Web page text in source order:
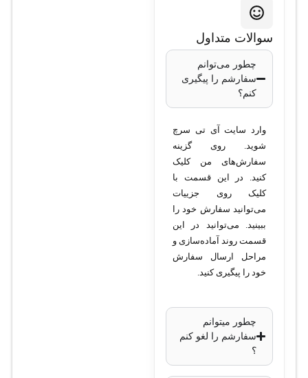
سوالات متداول
چطور می‌توانم
سفارشم را پیگیری
کنم؟
وارد سایت آی تی سرچ
شوید. روی گزینه
سفارش‌های من کلیک
کنید. در این قسمت با
کلیک روی جزییات
می‌توانید سفارش خود را
ببینید. می‌توانید در این
قسمت روند آماده‌سازی و
مراحل ارسال سفارش
خود را پیگیری کنید.
چطور میتوانم
سفارشم را لغو کنم
؟